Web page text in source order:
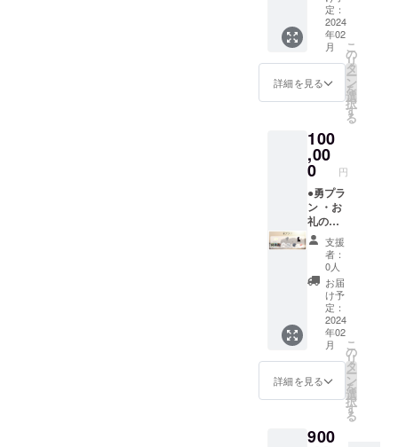
ズ) ・完
成DVD
るお名
前は掲
載いた
しかね
ますの
で、予
い。）
・ミニ
ポス
ター ・
ステッ
カー(三
種類) ・
オリジ
ナルT
シャツ
(Lサイ
ズ) ・完
成DVD
・怪獣
「レ
ン」頭
部フィ
ギュア
ジット
(大)
（ご支
援時、
必ず備
考欄に
ご希望
のお名
（ニッ
クネー
ム可）
をご記
入くだ
さい。
第三者
を特定
する名
前や公
序良俗
に反す
るお名
前は掲
載いた
しかね
ますの
で、予
めご了
承くだ
い。）
定：
2024
年02
月
詳細を見る
こ
の
リ
タ
ー
ン
を
選
択
す
る
100
,00
0 円
●勇プラ
ン ・お
礼の
メール
・エン
ドロー
ルクレ
ジット
(大)
（ご支
援時、
必ず備
考欄に
ご希望
のお名
前
クネー
支援
者：
0人
お届
け予
定：
2024
年02
月
詳細を見る
こ
の
リ
タ
ー
ン
を
選
択
す
る
900